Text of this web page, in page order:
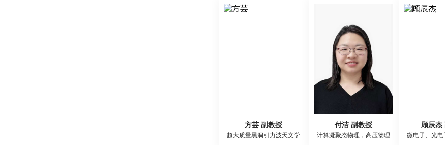
方芸 副教授
超大质量黑洞引力波天文学
付洁 副教授
计算凝聚态物理，高压物理
顾辰杰
微电子、光